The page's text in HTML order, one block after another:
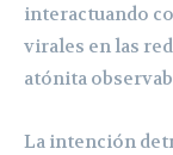
interactuando
virales en las
atónita
La intención